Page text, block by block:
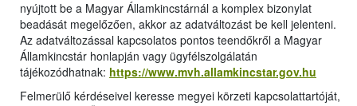
nyújtott be a Magyar Államkincstárnál a komplex bizonylat
beadását megelőzően, akkor az adatváltozást be kell jelenteni.
Az adatváltozással kapcsolatos pontos teendőkről a Magyar
Államkincstár honlapján vagy ügyfélszolgálatán
tájékozódhatnak: https://www.mvh.allamkincstar.gov.hu
Felmerülő kérdéseivel keresse megyei körzeti kapcsolattartóját,